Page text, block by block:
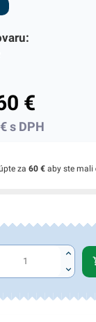
€
€s DPH
za 60 €aby ste mali